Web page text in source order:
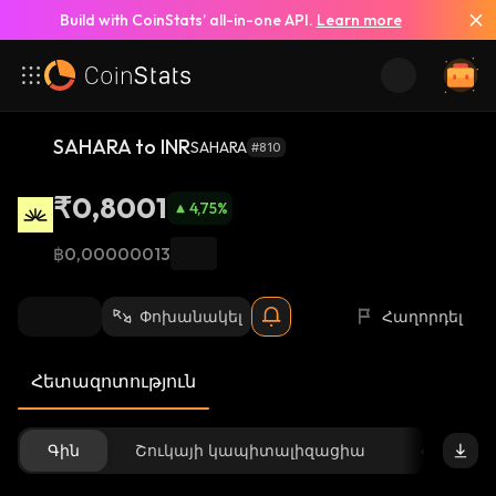
Build with CoinStats’ all-in-one API. Learn more
SAHARA to INRSAHARA #810
₹0,8001 4,75%
฿0,00000013
Փոխանակել Հաղորդել
Հետազոտություն
Գին Շուկայի կապիտալիզացիա